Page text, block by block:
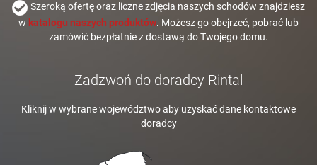
Szeroką ofertę oraz liczne zdjęcia naszych schodów znajdziesz
w katalogu naszych produktów. Możesz go obejrzeć, pobrać lub
zamówić bezpłatnie z dostawą do Twojego domu.
Zadzwoń do doradcy Rintal
Kliknij w wybrane województwo aby uzyskać dane kontaktowe
doradcy